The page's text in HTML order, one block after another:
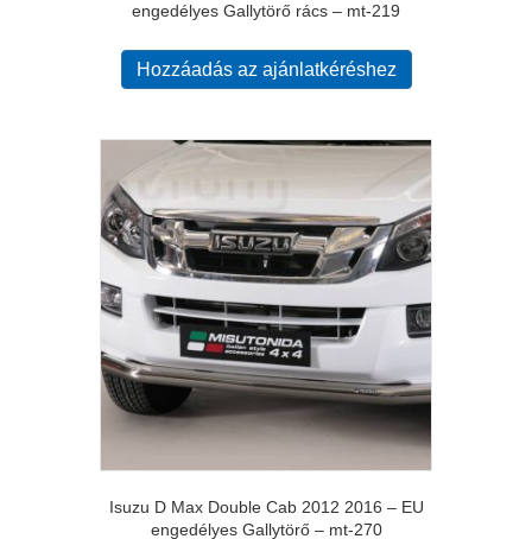
engedélyes Gallytörő rács – mt-219
Hozzáadás az ajánlatkéréshez
Isuzu D Max Double Cab 2012 2016 – EU
engedélyes Gallytörő – mt-270